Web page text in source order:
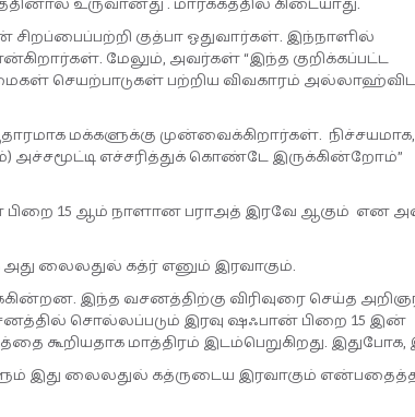
உருவானது . மார்க்கத்தில் கிடையாது.
குத்பா ஓதுவார்கள். இந்நாளில்
மேலும், அவர்கள் “இந்த குறிக்கப்பட்ட
செயற்பாடுகள் பற்றிய விவகாரம்
மக்களுக்கு முன்வைக்கிறார்கள்.
எச்சரித்துக் கொண்டே இருக்கின்றோம்”
பிறை 15 ஆம் நாளான பராஅத் இரவே ஆகும் என
லைலதுல் கத்ர் எனும் இரவாகும்.
இந்த வசனத்திற்கு விரிவுரை செய்த
சொல்லப்படும் இரவு ஷஃபான் பிறை 15 இன்
மாத்திரம் இடம்பெறுகிறது. இதுபோக,
இது லைலதுல் கத்ருடைய இரவாகும்